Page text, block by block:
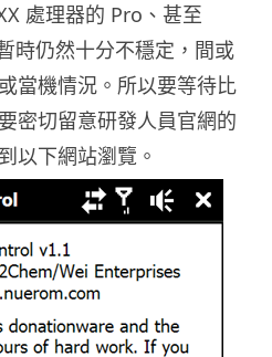
處理器的 Pro、甚至
時仍然十分不穩定，間或
當機情況。所以要等待比
密切留意研發人員官網的
以下網站瀏覽。